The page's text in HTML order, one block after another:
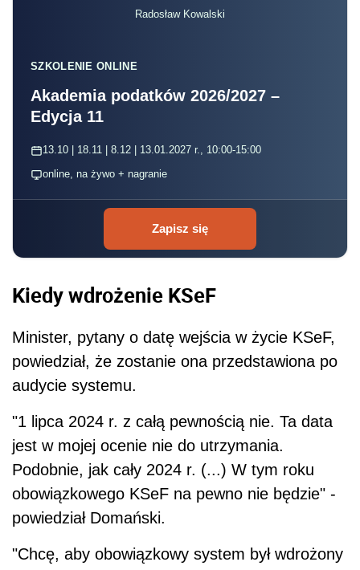
Radosław Kowalski
SZKOLENIE ONLINE
Akademia podatków 2026/2027 –
Edycja 11
13.10 | 18.11 | 8.12 | 13.01.2027 r., 10:00-15:00
online, na żywo + nagranie
Zapisz się
Kiedy wdrożenie KSeF
Minister, pytany o datę wejścia w życie KSeF,
powiedział, że zostanie ona przedstawiona po
audycie systemu.
"1 lipca 2024 r. z całą pewnością nie. Ta data
jest w mojej ocenie nie do utrzymania.
Podobnie, jak cały 2024 r. (...) W tym roku
obowiązkowego KSeF na pewno nie będzie" -
powiedział Domański.
"Chcę, aby obowiązkowy system był wdrożony